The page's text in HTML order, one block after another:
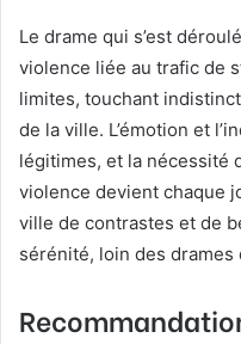
Le drame qui s’est
violence liée au trafic de
limites, touchant
de la ville. L’émotion et
légitimes, et la nécessité
violence devient chaque
ville de contrastes et de
sérénité, loin des